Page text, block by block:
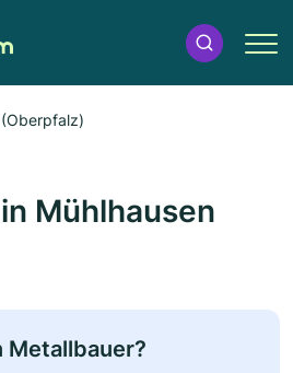
Mühlhausen
Metallbauer?